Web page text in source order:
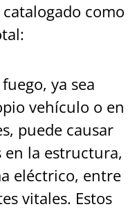
como
ya sea
vehículo o en
puede causar
en la estructura,
eléctrico, entre
vitales. Estos